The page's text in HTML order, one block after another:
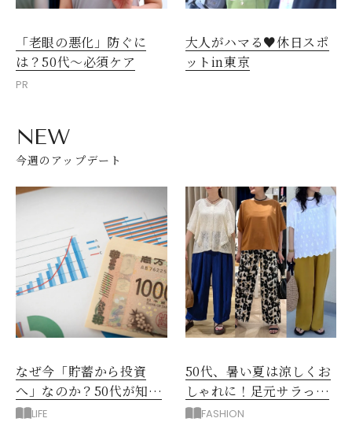
「老眼の悪化」防ぐに
は？50代～必須ケア
PR
大人がハマる♥休日スポ
ットin東京
NEW
今週のアップデート
なぜ今「貯蓄から投資
へ」なのか？50代が知る
べきお金の新常識
LIFE
50代、暑い夏は涼しくお
しゃれに！足元サラっと
快適「優秀ワイドパン
FASHION
閉じる